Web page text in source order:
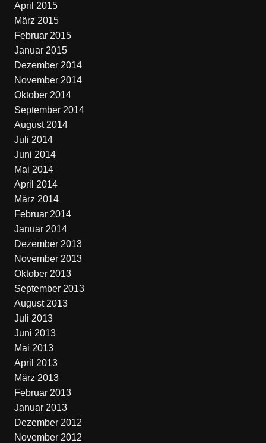
April 2015
März 2015
Februar 2015
Januar 2015
Dezember 2014
November 2014
Oktober 2014
September 2014
August 2014
Juli 2014
Juni 2014
Mai 2014
April 2014
März 2014
Februar 2014
Januar 2014
Dezember 2013
November 2013
Oktober 2013
September 2013
August 2013
Juli 2013
Juni 2013
Mai 2013
April 2013
März 2013
Februar 2013
Januar 2013
Dezember 2012
November 2012